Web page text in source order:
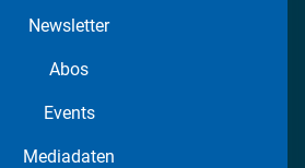
Newsletter
Abos
Events
Mediadaten